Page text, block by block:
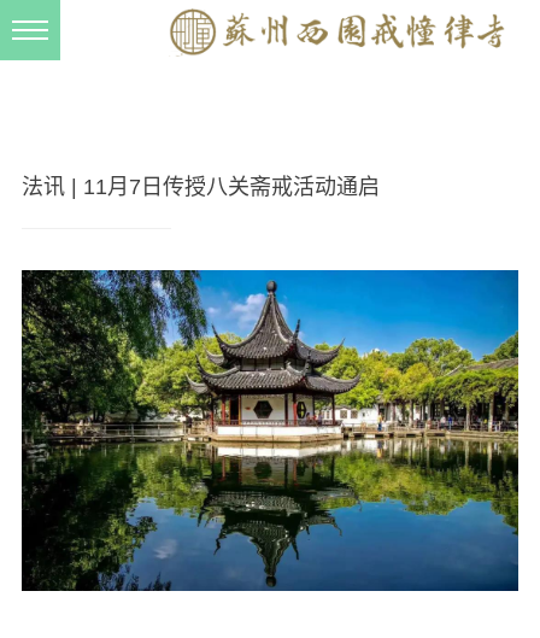
三风建设
寺院管理
戒幢春秋
档案管理
道风建设
法音宣流
音频视频
弘法书籍
法讯 | 11月7日传授八关斋戒活动通启